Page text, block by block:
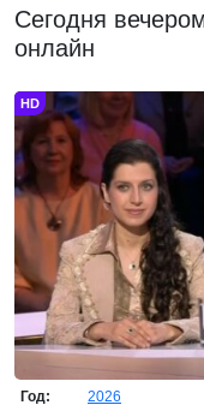
Сегодня
онлайн
HD
Год:
2026